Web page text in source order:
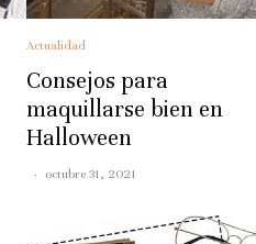
Actualidad
Consejos para
maquillarse bien en
Halloween
· octubre 31, 2021